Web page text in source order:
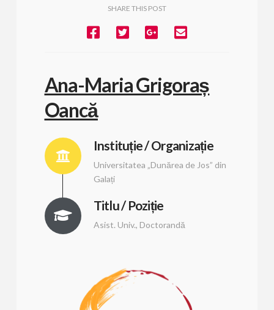
SHARE THIS POST
Ana-Maria Grigoraș
Oancă
Instituție / Organizație
Universitatea „Dunărea de Jos” din
Galați
Titlu / Poziție
Asist. Univ., Doctorandă